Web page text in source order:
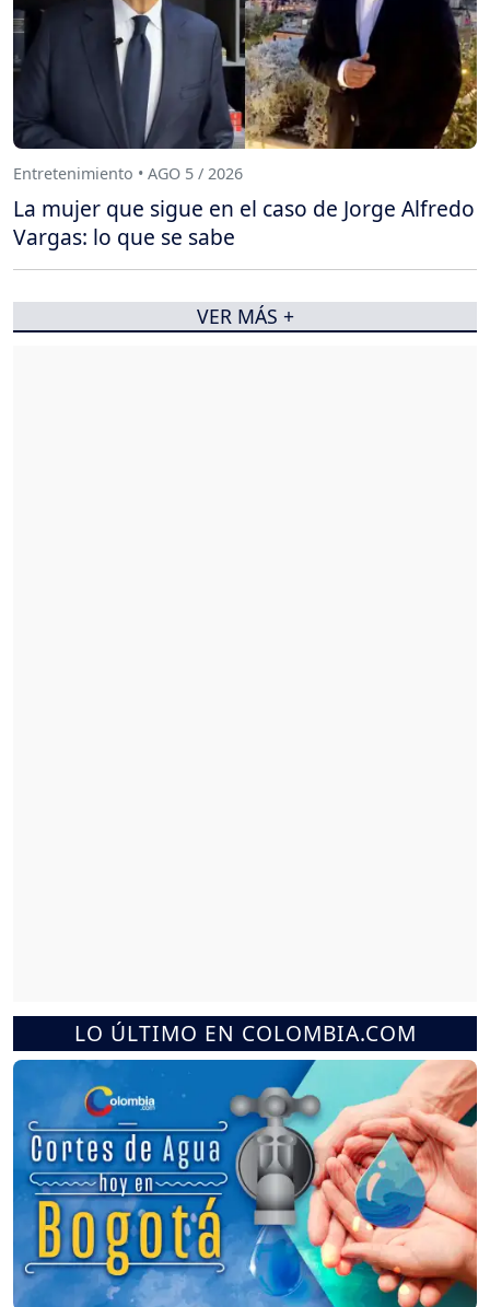
LO ÚLTIMO EN COLOMBIA.COM
Entretenimiento • AGO 5 / 2026
La mujer que sigue en el caso de Jorge Alfredo
Vargas: lo que se sabe
VER MÁS +